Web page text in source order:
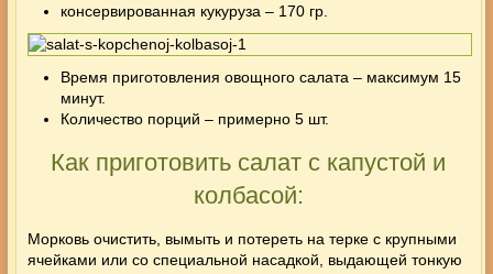
консервированная кукуруза – 170 гр.
Время приготовления овощного салата – максимум 15
минут.
Количество порций – примерно 5 шт.
Как приготовить салат с капустой и
колбасой:
Морковь очистить, вымыть и потереть на терке с крупными
ячейками или со специальной насадкой, выдающей тонкую